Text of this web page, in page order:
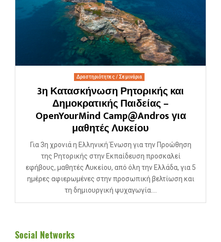
Δραστηριότητες / Σεμινάρια
3η Κατασκήνωση Ρητορικής και
Δημοκρατικής Παιδείας –
OpenYourMind Camp@Andros για
μαθητές Λυκείου
Για 3η χρονιά η Ελληνική Ένωση για την Προώθηση
της Ρητορικής στην Εκπαίδευση προσκαλεί
εφήβους, μαθητές Λυκείου, από όλη την Ελλάδα, για 5
ημέρες αφιερωμένες στην προσωπική βελτίωση και
τη δημιουργική ψυχαγωγία....
Social Networks